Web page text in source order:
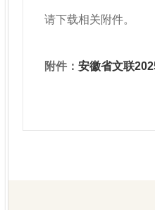
请下载相关附件。
附件： 安徽省文联